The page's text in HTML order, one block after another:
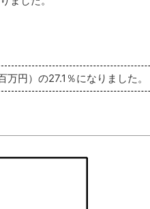
円）の27.1％になりました。